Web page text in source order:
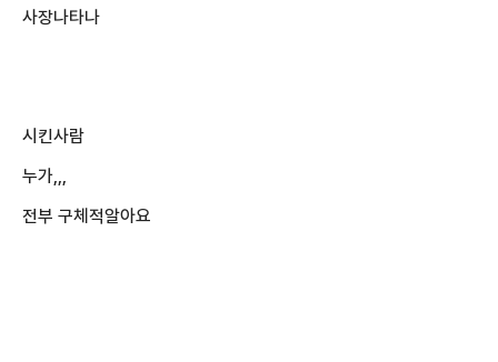
사장나타나
시킨사람
누가,,,
전부 구체적알아요